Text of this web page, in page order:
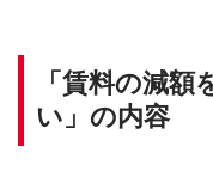
「賃料の減
い」の内容